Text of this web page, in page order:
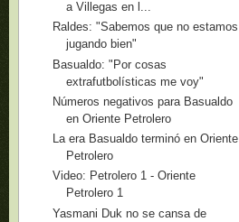
a Villegas en l...
Raldes: "Sabemos que no estamos
jugando bien"
Basualdo: "Por cosas
extrafutbolísticas me voy"
Números negativos para Basualdo
en Oriente Petrolero
La era Basualdo terminó en Oriente
Petrolero
Video: Petrolero 1 - Oriente
Petrolero 1
Yasmani Duk no se cansa de